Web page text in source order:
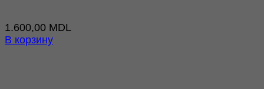
1.600,00 MDL
В корзину